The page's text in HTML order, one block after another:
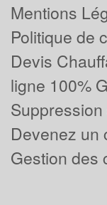
Mentions
Politique de
Devis
ligne 100%
Devenez un
Gestion des